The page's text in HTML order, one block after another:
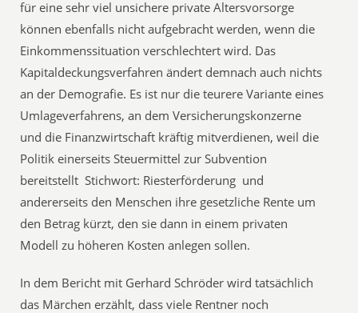
für eine sehr viel unsichere private Altersvorsorge
können ebenfalls nicht aufgebracht werden, wenn die
Einkommenssituation verschlechtert wird. Das
Kapitaldeckungsverfahren ändert demnach auch nichts
an der Demografie. Es ist nur die teurere Variante eines
Umlageverfahrens, an dem Versicherungskonzerne
und die Finanzwirtschaft kräftig mitverdienen, weil die
Politik einerseits Steuermittel zur Subvention
bereitstellt  Stichwort: Riesterförderung  und
andererseits den Menschen ihre gesetzliche Rente um
den Betrag kürzt, den sie dann in einem privaten
Modell zu höheren Kosten anlegen sollen.
In dem Bericht mit Gerhard Schröder wird tatsächlich
das Märchen erzählt, dass viele Rentner noch